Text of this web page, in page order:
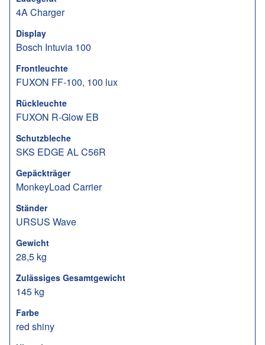
4A Charger
Display
Bosch Intuvia 100
Frontleuchte
FUXON FF-100, 100 lux
Rückleuchte
FUXON R-Glow EB
Schutzbleche
SKS EDGE AL C56R
Gepäckträger
MonkeyLoad Carrier
Ständer
URSUS Wave
Gewicht
28,5 kg
Zulässiges Gesamtgewicht
145 kg
Farbe
red shiny